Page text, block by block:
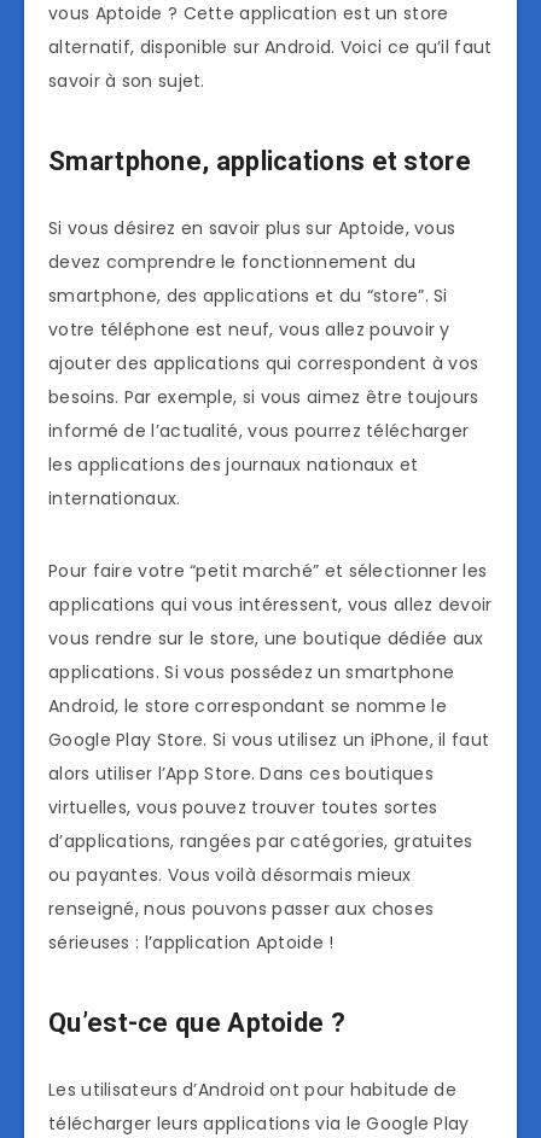
vous Aptoide ? Cette application est un store
alternatif, disponible sur Android. Voici ce qu’il faut
savoir à son sujet.
Smartphone, applications et store
Si vous désirez en savoir plus sur Aptoide, vous
devez comprendre le fonctionnement du
smartphone, des applications et du “store”. Si
votre téléphone est neuf, vous allez pouvoir y
ajouter des applications qui correspondent à vos
besoins. Par exemple, si vous aimez être toujours
informé de l’actualité, vous pourrez télécharger
les applications des journaux nationaux et
internationaux.
Pour faire votre “petit marché” et sélectionner les
applications qui vous intéressent, vous allez devoir
vous rendre sur le store, une boutique dédiée aux
applications. Si vous possédez un smartphone
Android, le store correspondant se nomme le
Google Play Store. Si vous utilisez un iPhone, il faut
alors utiliser l’App Store. Dans ces boutiques
virtuelles, vous pouvez trouver toutes sortes
d’applications, rangées par catégories, gratuites
ou payantes. Vous voilà désormais mieux
renseigné, nous pouvons passer aux choses
sérieuses : l’application Aptoide !
Qu’est-ce que Aptoide ?
Les utilisateurs d’Android ont pour habitude de
télécharger leurs applications via le Google Play